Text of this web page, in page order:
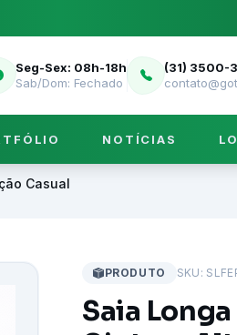
Seg-Sex: 08h-18h
Sab/Dom: Fechado
(31) 3500-
NOTÍCIAS
Casual
PRODUTO SKU:
Saia